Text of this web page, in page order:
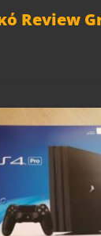
Review